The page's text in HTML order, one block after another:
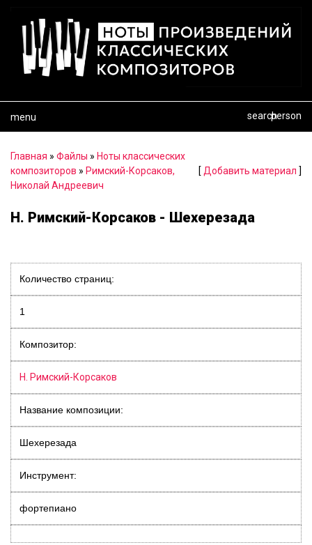
menu person
search
Главная » Файлы » Ноты классических
композиторов » Римский-Корсаков,
Николай Андреевич
[ Добавить материал ]
Н. Римский-Корсаков - Шехерезада
Количество страниц:
1
Композитор:
Н. Римский-Корсаков
Название композиции:
Шехерезада
Инструмент:
фортепиано